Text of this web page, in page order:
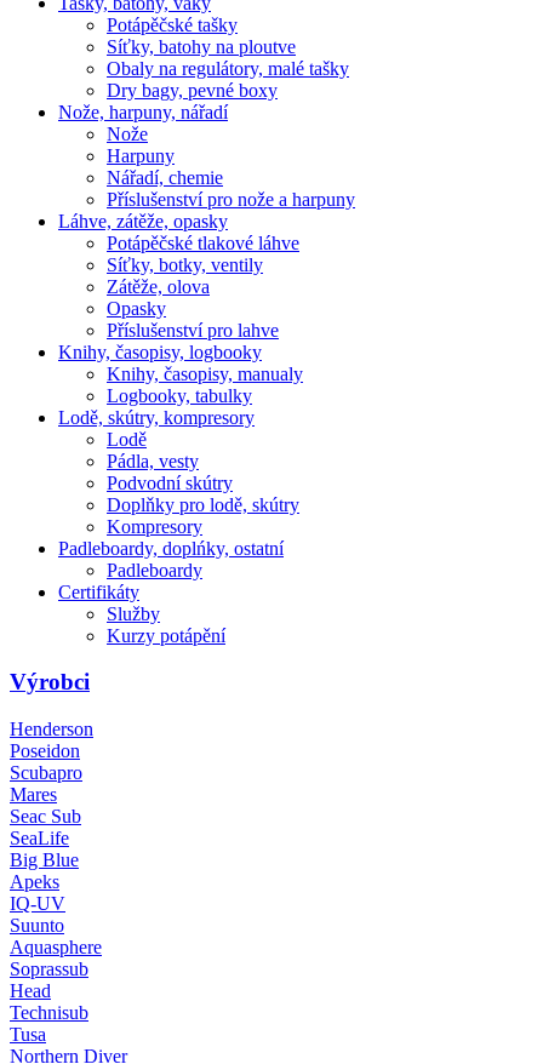
Potápěčské tašky
Síťky, batohy na ploutve
Obaly na regulátory, malé tašky
Dry bagy, pevné boxy
Nože, harpuny, nářadí
Nože
Harpuny
Nářadí, chemie
Příslušenství pro nože a harpuny
Láhve, zátěže, opasky
Potápěčské tlakové láhve
Síťky, botky, ventily
Zátěže, olova
Opasky
Příslušenství pro lahve
Knihy, časopisy, logbooky
Knihy, časopisy, manualy
Logbooky, tabulky
Lodě, skútry, kompresory
Lodě
Pádla, vesty
Podvodní skútry
Doplňky pro lodě, skútry
Kompresory
Padleboardy, doplńky, ostatní
Padleboardy
Certifikáty
Služby
Kurzy potápění
Výrobci
Henderson
Poseidon
Scubapro
Mares
Seac Sub
SeaLife
Big Blue
Apeks
IQ-UV
Suunto
Aquasphere
Soprassub
Head
Technisub
Tusa
Northern Diver